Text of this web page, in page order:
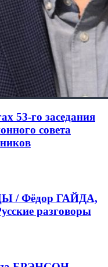
53-го заседания
совета
/ Фёдор ГАЙДА,
разговоры